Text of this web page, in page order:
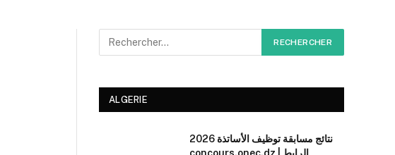
ALGERIE
نتائج مسابقة توظيف الأساتذة 2026